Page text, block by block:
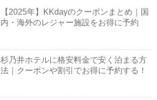
【2025年】KKdayのクーポンまとめ｜国
内・海外のレジャー施設をお得に予約
杉乃井ホテルに格安料金で安く泊まる方
法｜クーポンや割引でお得に予約する！